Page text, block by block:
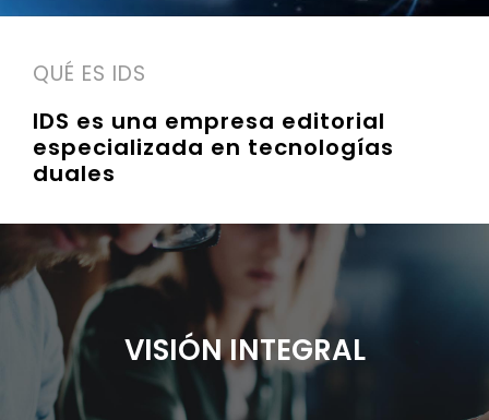
QUÉ ES IDS
IDS es una empresa editorial
especializada en tecnologías
duales
VISIÓN INTEGRAL